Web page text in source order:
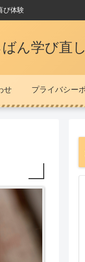
び体験
ん学び直し
せ